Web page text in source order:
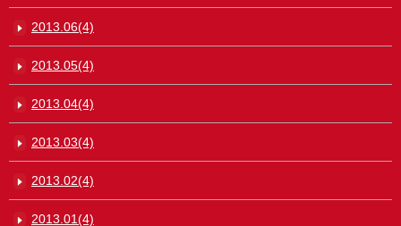
2013.06(4)
2013.05(4)
2013.04(4)
2013.03(4)
2013.02(4)
2013.01(4)